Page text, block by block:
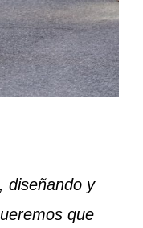
diseñando y
que